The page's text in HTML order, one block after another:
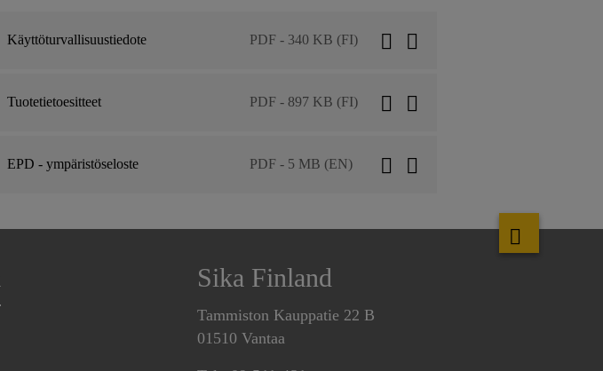
Käyttöturvallisuustiedote PDF - 340 KB (FI)
Tuotetietoesitteet PDF - 897 KB (FI)
EPD - ympäristöseloste PDF - 5 MB (EN)
Sika Finland
Tammiston Kauppatie 22 B
01510 Vantaa